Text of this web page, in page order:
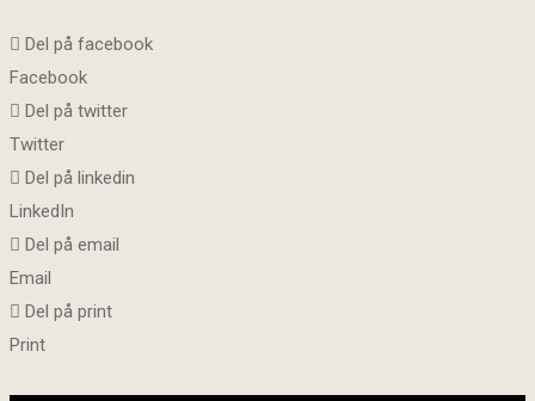
Del på facebook
Facebook
Del på twitter
Twitter
Del på linkedin
LinkedIn
Del på email
Email
Del på print
Print